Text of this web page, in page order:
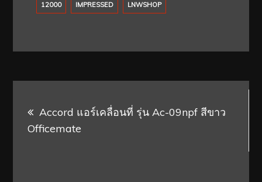
12000 IMPRESSED LNWSHOP
navigation
Accord แอร์เคลื่อนที่ รุ่น Ac-09npf สีขาว
Officemate